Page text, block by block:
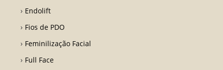
Endolift
Fios de PDO
Feminilização Facial
Full Face